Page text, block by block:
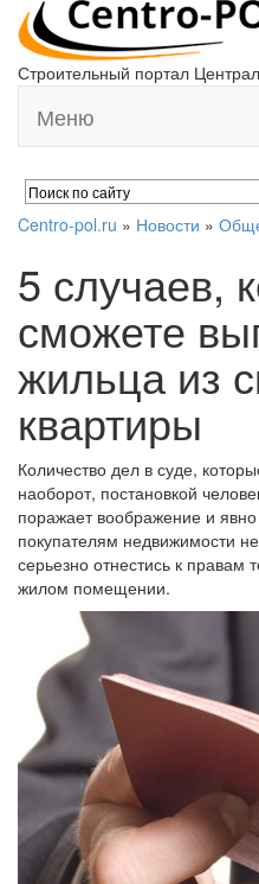
Строительный портал
Меню
Centro-pol.ru » Новости »
5 случаев,
сможете
жильца из
квартиры
Количество дел в суде,
наоборот, постановкой
поражает воображение и
покупателям недвижимости
серьезно отнестись к
жилом помещении.